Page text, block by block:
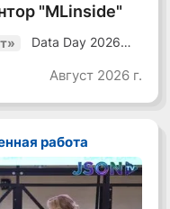
"MLinside"
Data Day 2026
Как сохранять
уверенный курс
среде»
Август 2026 г.
работа